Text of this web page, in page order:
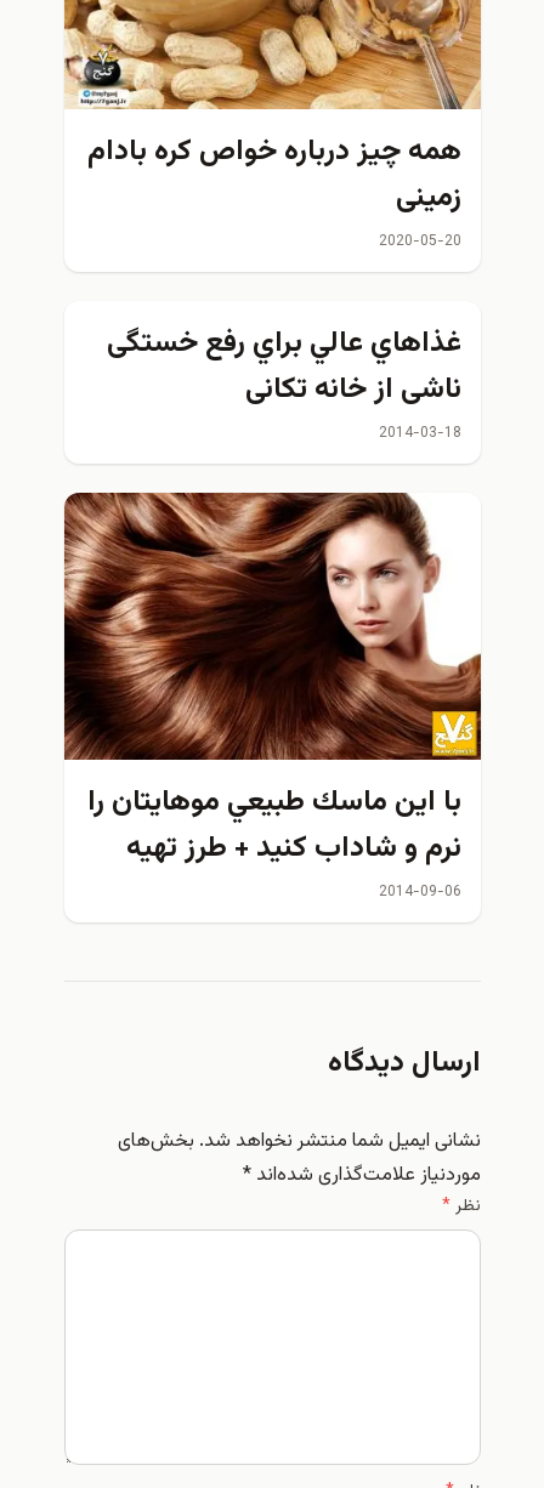
چیز درباره خواص کره بادام
عالي براي رفع خستگی
از خانه تکانی
اين ماسك طبيعي موهايتان را
و شاداب كنيد + طرز تهيه
دیدگاه
ایمیل شما منتشر نخواهد شد. بخش‌های
علامت‌گذاری شده‌اند*